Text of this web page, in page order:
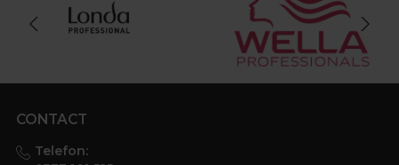
CONTACT
Telefon: